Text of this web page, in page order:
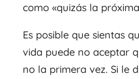
como «quizás la
Es posible que sientas
vida puede no aceptar
no la primera vez. Si le